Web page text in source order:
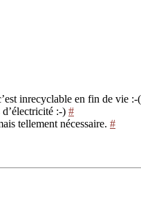
inrecyclable en fin de vie :-(
:-) #
tellement nécessaire. #